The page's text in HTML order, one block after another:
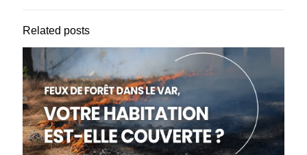
Related posts